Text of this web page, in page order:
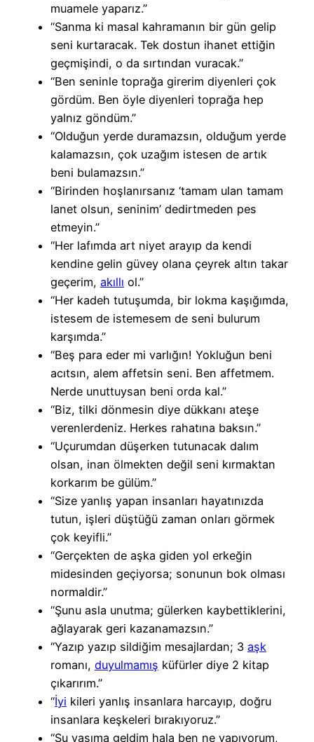
muamele yaparız.”
“Sanma ki masal kahramanın bir gün gelip
seni kurtaracak. Tek dostun ihanet ettiğin
geçmişindi, o da sırtından vuracak.”
“Ben seninle toprağa girerim diyenleri çok
gördüm. Ben öyle diyenleri toprağa hep
yalnız göndüm.”
“Olduğun yerde duramazsın, olduğum yerde
kalamazsın, çok uzağım istesen de artık
beni bulamazsın.”
“Birinden hoşlanırsanız ‘tamam ulan tamam
lanet olsun, seninim’ dedirtmeden pes
etmeyin.”
“Her lafımda art niyet arayıp da kendi
kendine gelin güvey olana çeyrek altın takar
geçerim, akıllı ol.”
“Her kadeh tutuşumda, bir lokma kaşığımda,
istesem de istemesem de seni bulurum
karşımda.”
“Beş para eder mi varlığın! Yokluğun beni
acıtsın, alem affetsin seni. Ben affetmem.
Nerde unuttuysan beni orda kal.”
“Biz, tilki dönmesin diye dükkanı ateşe
verenlerdeniz. Herkes rahatına baksın.”
“Uçurumdan düşerken tutunacak dalım
olsan, inan ölmekten değil seni kırmaktan
korkarım be gülüm.”
“Size yanlış yapan insanları hayatınızda
tutun, işleri düştüğü zaman onları görmek
çok keyifli.”
“Gerçekten de aşka giden yol erkeğin
midesinden geçiyorsa; sonunun bok olması
normaldir.”
“Şunu asla unutma; gülerken kaybettiklerini,
ağlayarak geri kazanamazsın.”
“Yazıp yazıp sildiğim mesajlardan; 3 aşk
romanı, duyulmamış küfürler diye 2 kitap
çıkarırım.”
“İyi kileri yanlış insanlara harcayıp, doğru
insanlara keşkeleri bırakıyoruz.”
“Şu yaşıma geldim hala ben ne yapıyorum,